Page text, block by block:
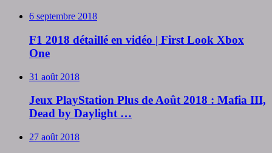
6 septembre 2018
F1 2018 détaillé en vidéo | First Look Xbox
One
31 août 2018
Jeux PlayStation Plus de Août 2018 : Mafia III,
Dead by Daylight …
27 août 2018